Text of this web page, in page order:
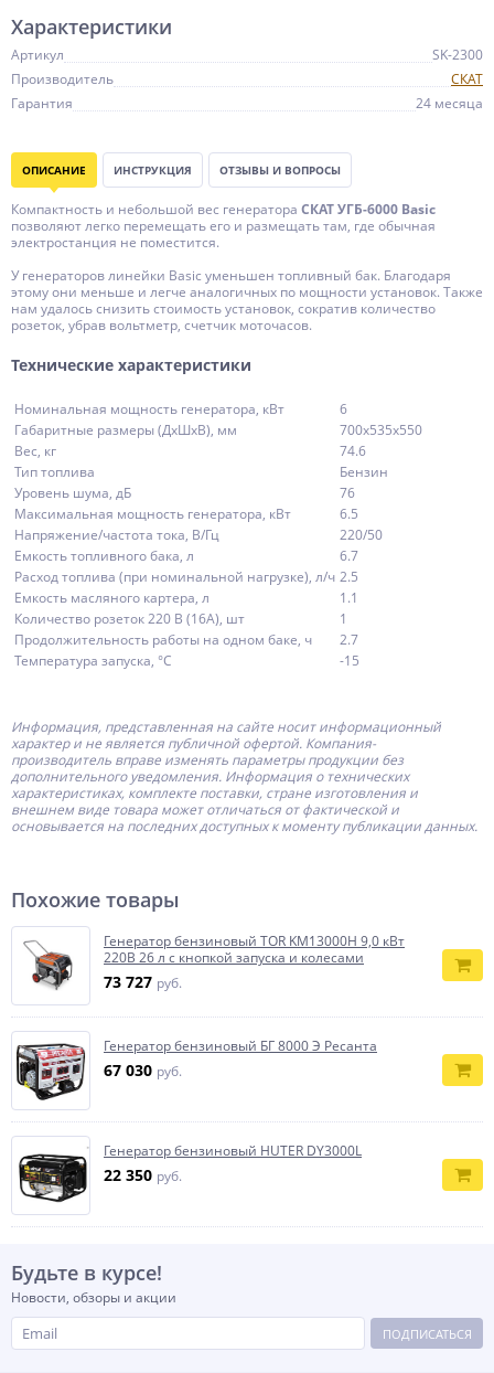
Характеристики
Артикул
SK-2300
Производитель
СКАТ
Гарантия
24 месяца
ОПИСАНИЕ ИНСТРУКЦИЯ ОТЗЫВЫ И ВОПРОСЫ
Компактность и небольшой вес генератора СКАТ УГБ-6000 Basic
позволяют легко перемещать его и размещать там, где обычная
электростанция не поместится.
У генераторов линейки Basic уменьшен топливный бак. Благодаря
этому они меньше и легче аналогичных по мощности установок. Также
нам удалось снизить стоимость установок, сократив количество
розеток, убрав вольтметр, счетчик моточасов.
Технические характеристики
Номинальная мощность генератора, кВт
6
Габаритные размеры (ДхШхВ), мм
700х535х550
Вес, кг
74.6
Тип топлива
Бензин
Уровень шума, дБ
76
Максимальная мощность генератора, кВт
6.5
Напряжение/частота тока, В/Гц
220/50
Емкость топливного бака, л
6.7
Расход топлива (при номинальной нагрузке), л/ч 2.5
Емкость масляного картера, л
1.1
Количество розеток 220 В (16А), шт
1
Продолжительность работы на одном баке, ч
2.7
Температура запуска, °С
-15
Информация, представленная на сайте носит информационный
характер и не является публичной офертой. Компания-
производитель вправе изменять параметры продукции без
дополнительного уведомления. Информация о технических
характеристиках, комплекте поставки, стране изготовления и
внешнем виде товара может отличаться от фактической и
основывается на последних доступных к моменту публикации данных.
Похожие товары
Генератор бензиновый TOR KM13000H 9,0 кВт
220В 26 л с кнопкой запуска и колесами
73 727 руб.
Генератор бензиновый БГ 8000 Э Ресанта
67 030 руб.
Генератор бензиновый HUTER DY3000L
22 350 руб.
Будьте в курсе!
Новости, обзоры и акции
ПОДПИСАТЬСЯ